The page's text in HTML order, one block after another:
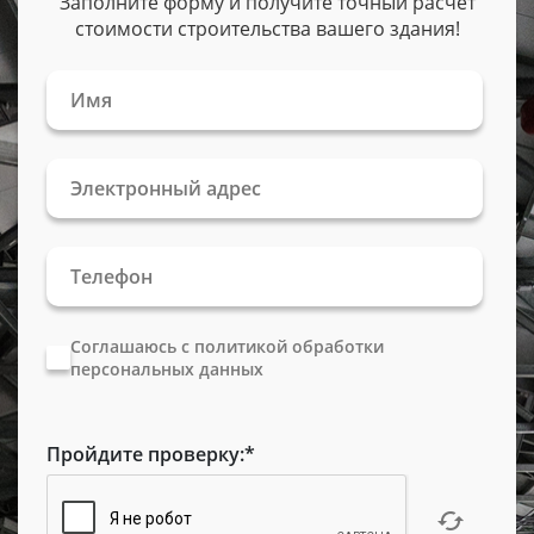
стоимости строительства вашего здания!
Соглашаюсь с политикой обработки
персональных данных
Пройдите проверку:*